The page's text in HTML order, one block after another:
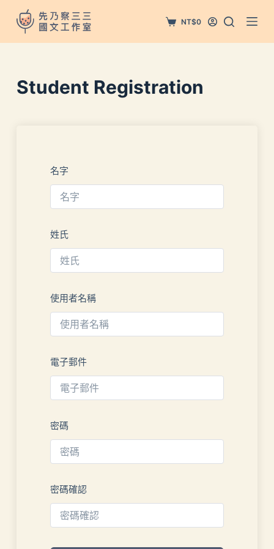
跳
至
主
內
容
NT$0
Student Registration
名字
姓氏
使用者名稱
電子郵件
密碼
密碼確認